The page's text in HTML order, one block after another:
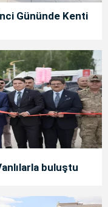
Gününde Kenti
buluştu